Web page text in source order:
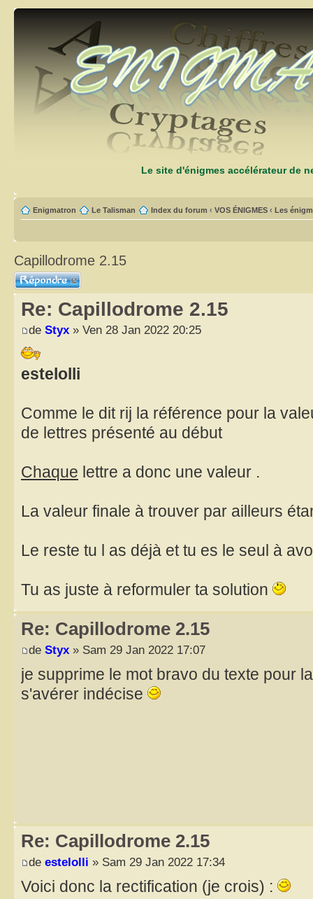
Le site d'énigmes accélérateur de
Enigmatron Le Talisman Index du forum ‹ VOS ÉNIGMES ‹ Les
Capillodrome 2.15
Répondre
Re: Capillodrome 2.15
de Styx » Ven 28 Jan 2022 20:25
estelolli
Comme le dit rij la référence pour la
de lettres présenté au début
Chaque lettre a donc une valeur .
La valeur finale à trouver par ailleurs
Le reste tu l as déjà et tu es le seul à
Tu as juste à reformuler ta solution
Re: Capillodrome 2.15
de Styx » Sam 29 Jan 2022 17:07
je supprime le mot bravo du texte pour
s'avérer indécise
Re: Capillodrome 2.15
de estelolli » Sam 29 Jan 2022 17:34
Voici donc la rectification (je crois) :